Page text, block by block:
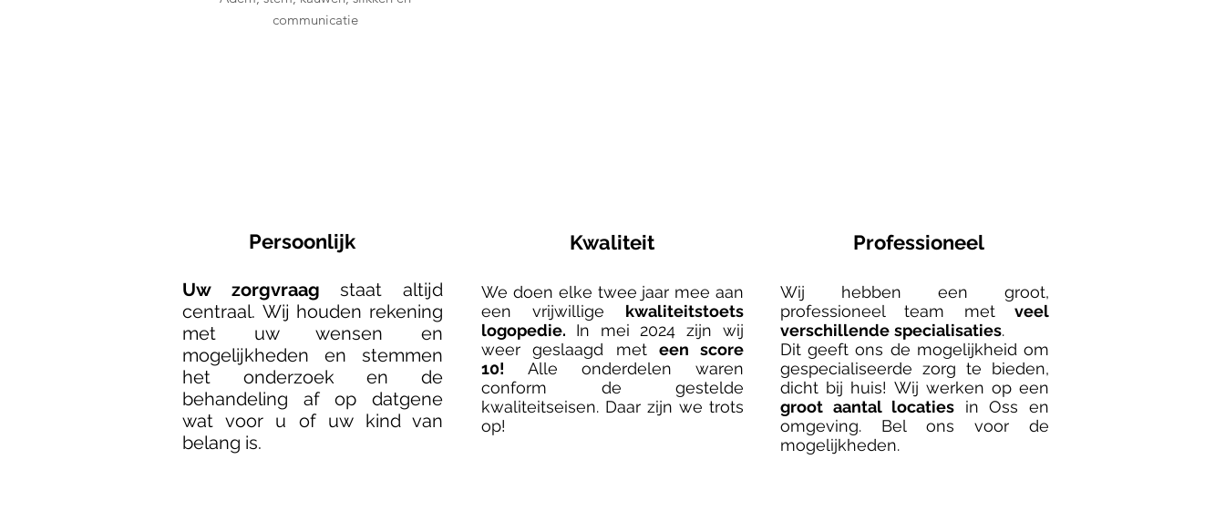
communicatie
Persoonlijk
Uw zorgvraagstaat altijd
centraal. Wij houden rekening
met uw wensen en
mogelijkheden en stemmen
het onderzoek en de
behandeling af op datgene
wat voor u of uw kind van
belang is.
Kwaliteit
We doen elke twee jaar mee aan
een vrijwillige kwaliteitstoets
logopedie. In mei 2024 zijn wij
weer geslaagd met een score
10! Alle onderdelen waren
conform de gestelde
kwaliteitseisen. Daar zijn we trots
op!
Professioneel
Wij hebben een groot,
professioneel team met veel
verschillende specialisaties.
Dit geeft ons de mogelijkheid om
gespecialiseerde zorg te bieden,
dicht bij huis! Wij werken op een
groot aantal locaties in Oss en
omgeving. Bel ons voor de
mogelijkheden.